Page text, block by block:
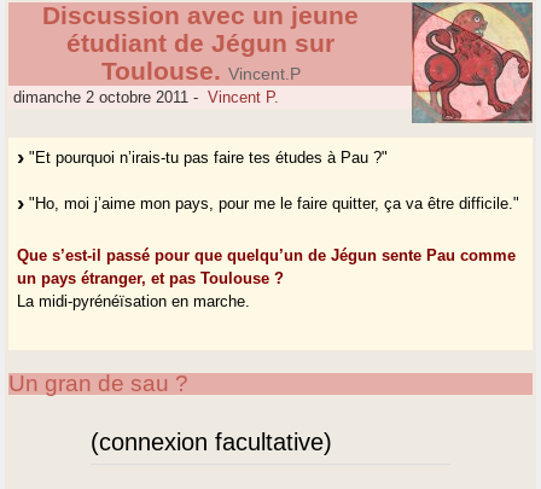
Discussion avec un jeune
étudiant de Jégun sur
Toulouse. Vincent.P
dimanche 2 octobre 2011 - Vincent P.
"Et pourquoi n’irais-tu pas faire tes études à Pau ?"
"Ho, moi j’aime mon pays, pour me le faire quitter, ça va être difficile."
Que s’est-il passé pour que quelqu’un de Jégun sente Pau comme
un pays étranger, et pas Toulouse ?
La midi-pyrénéïsation en marche.
Un gran de sau ?
(connexion facultative)